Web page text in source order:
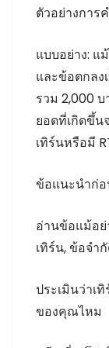
ตัวอย่างการ
แบบอย่าง: แ
และข้อตกลง
รวม 2,000
ยอดที่เกิดขึ้น
เทิร์นหรือมี
ข้อแนะนำก่อ
อ่านข้อแม้อย่
เทิร์น, ข้อจำ
ประเมินว่าเ
ของคุณไหม